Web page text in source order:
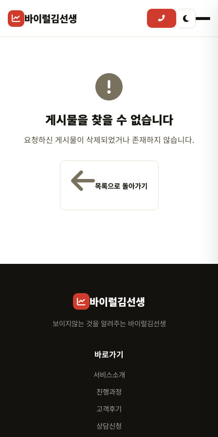
바이럴김선생
게시물을 찾을 수 없습니다
요청하신 게시물이 삭제되었거나 존재하지 않습니다.
목록으로 돌아가기
바이럴김선생
보이지않는 것을 알려주는 바이럴김선생
바로가기
서비스소개
진행과정
고객후기
상담신청